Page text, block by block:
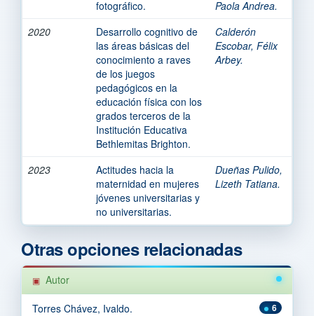
fotográfico.
Paola Andrea.
2020
Desarrollo cognitivo de
las áreas básicas del
conocimiento a raves
de los juegos
pedagógicos en la
educación física con los
grados terceros de la
Institución Educativa
Bethlemitas Brighton.
Calderón
Escobar, Félix
Arbey.
2023
Actitudes hacia la
maternidad en mujeres
jóvenes universitarias y
no universitarias.
Dueñas Pulido,
Lizeth Tatiana.
Otras opciones relacionadas
Autor
6
Torres Chávez, Ivaldo.